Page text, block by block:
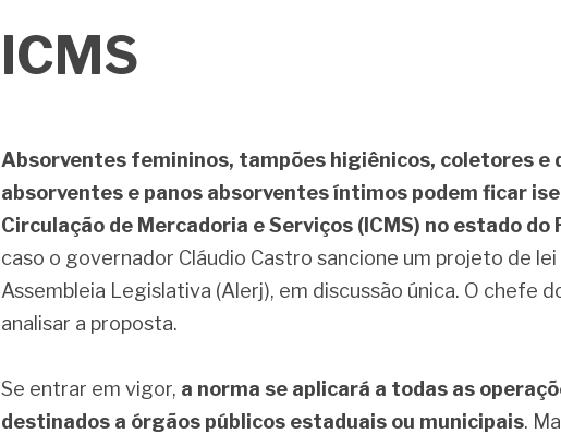
ICMS
Absorventes femininos, tampões higiênicos, coletores e
absorventes e panos absorventes íntimos podem ficar
Circulação de Mercadoria e Serviços (ICMS) no estado do
caso o governador Cláudio Castro sancione um projeto de
Assembleia Legislativa (Alerj), em discussão única. O chefe
analisar a proposta.
Se entrar em vigor, a norma se aplicará a todas as
destinados a órgãos públicos estaduais ou municipais.